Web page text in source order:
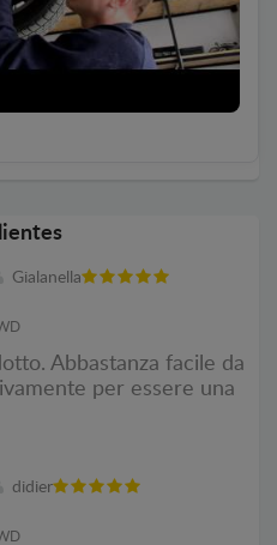
Gialanella
Abbastanza facile da
per essere una
didier